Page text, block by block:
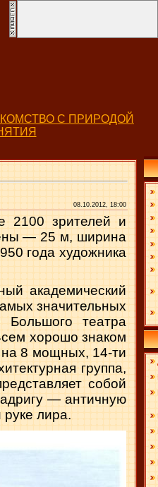
С ПРИРОДОЙ
08.10.2012, 18:00
2100 зрителей и
— 25 м, ширина
года художника
академический
зна­чительных
театра
хорошо знаком
на 8 мощных, 14-ти
группа,
собой
— античную
руке лира.